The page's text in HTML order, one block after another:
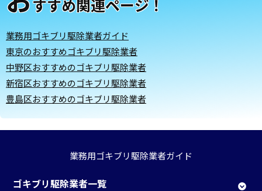
すすめ関連ページ！
業務用ゴキブリ駆除業者ガイド
東京のおすすめゴキブリ駆除業者
中野区おすすめのゴキブリ駆除業者
新宿区おすすめのゴキブリ駆除業者
豊島区おすすめのゴキブリ駆除業者
業務用ゴキブリ駆除業者ガイド
ゴキブリ駆除業者一覧